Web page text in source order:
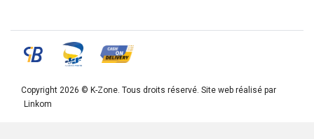
Copyright 2026 © K-Zone. Tous droits réservé. Site web réalisé par
Linkom